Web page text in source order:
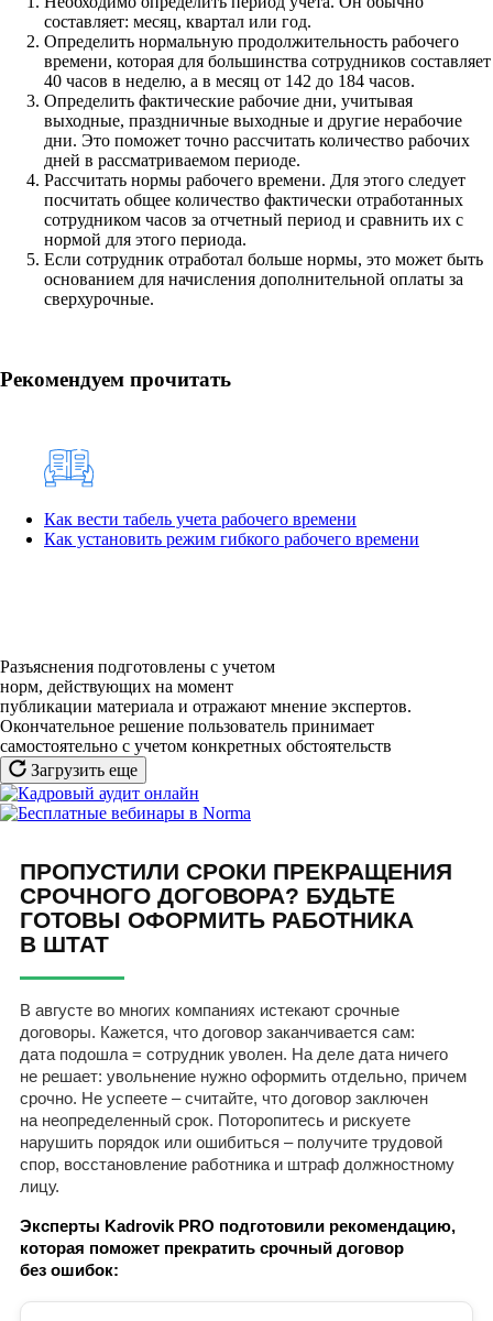
составляет: месяц, квартал или год.
Определить нормальную продолжительность рабочего
времени, которая для большинства сотрудников составляет
40 часов в неделю, а в месяц от 142 до 184 часов.
Определить фактические рабочие дни, учитывая
выходные, праздничные выходные и другие нерабочие
дни. Это поможет точно рассчитать количество рабочих
дней в рассматриваемом периоде.
Рассчитать нормы рабочего времени. Для этого следует
посчитать общее количество фактически отработанных
сотрудником часов за отчетный период и сравнить их с
нормой для этого периода.
Если сотрудник отработал больше нормы, это может быть
основанием для начисления дополнительной оплаты за
сверхурочные.
Рекомендуем прочитать
Как вести табель учета рабочего времени
Как установить режим гибкого рабочего времени
Разъяснения подготовлены с учетом
норм, действующих на момент
публикации материала и отражают мнение экспертов.
Окончательное решение пользователь принимает
самостоятельно с учетом конкретных обстоятельств
Загрузить еще
ПРОПУСТИЛИ СРОКИ ПРЕКРАЩЕНИЯ
СРОЧНОГО ДОГОВОРА? БУДЬТЕ
ГОТОВЫ ОФОРМИТЬ РАБОТНИКА
В ШТАТ
В августе во многих компаниях истекают срочные
договоры. Кажется, что договор заканчивается сам:
дата подошла = сотрудник уволен. На деле дата ничего
не решает: увольнение нужно оформить отдельно, причем
срочно. Не успеете – считайте, что договор заключен
на неопределенный срок. Поторопитесь и рискуете
нарушить порядок или ошибиться – получите трудовой
спор, восстановление работника и штраф должностному
лицу.
Эксперты Kadrovik PRO подготовили рекомендацию,
которая поможет прекратить срочный договор
без ошибок: